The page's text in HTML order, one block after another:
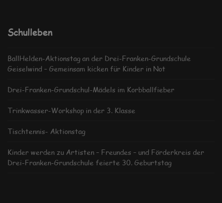
Schulleben
BallHelden-Aktionstag an der Drei-Franken-Grundschule
Geiselwind – Gemeinsam kicken für Kinder in Not
Drei-Franken-Grundschul-Mädels im Korbballfieber
Trinkwasser-Workshop in der 3. Klasse
Tischtennis- Aktionstag
Kinder werden zu Artisten – Freundes – und Förderkreis der
Drei-Franken-Grundschule feierte 30. Geburtstag